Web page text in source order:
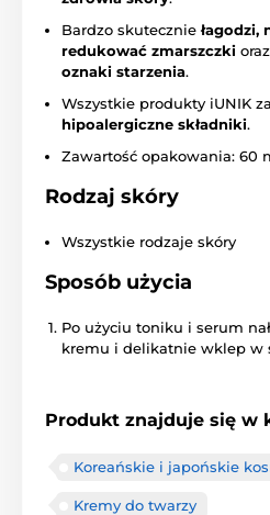
Bardzo skutecznie łagodzi,
redukować zmarszczki oraz
oznaki starzenia.
Wszystkie produkty iUNIK
hipoalergiczne składniki.
Zawartość opakowania: 60
Rodzaj skóry
Wszystkie rodzaje skóry
Sposób użycia
Po użyciu toniku i serum
kremu i delikatnie wklep w
Produkt znajduje się w
Koreańskie i japońskie
Kremy do twarzy